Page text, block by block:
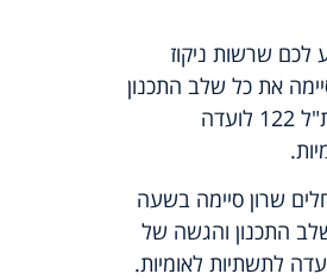
לכם שרשות ניקוז
את כל שלב התכנון
והגשה של תת"ל 122 לועדה
שרון סיימה בשעה
התכנון והגשה של